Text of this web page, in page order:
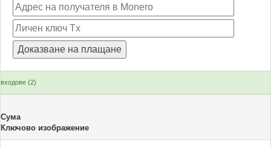
входове (2)
Сума
Ключово изображение